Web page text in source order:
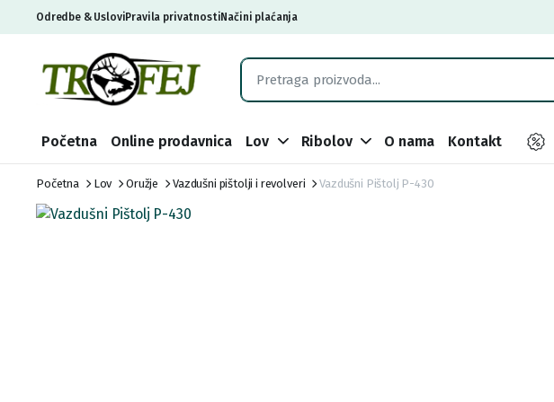
Odredbe & UsloviPravila privatnostiNačini plaćanja
Početna Online prodavnica Lov Ribolov O nama Kontakt
Početna Lov Oružje Vazdušni pištolji i revolveri Vazdušni Pištolj P-430